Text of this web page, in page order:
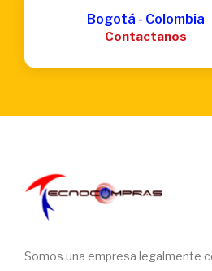
Bogotá - Colombia
Contactanos
Somos una empresa legalmente